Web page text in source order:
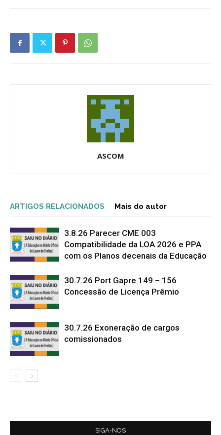
ASCOM
ARTIGOS RELACIONADOS Mais do autor
3.8.26 Parecer CME 003
Compatibilidade da LOA 2026 e PPA
com os Planos decenais da Educação
30.7.26 Port Gapre 149 – 156
Concessão de Licença Prêmio
30.7.26 Exoneração de cargos
comissionados
SIGA-NOS